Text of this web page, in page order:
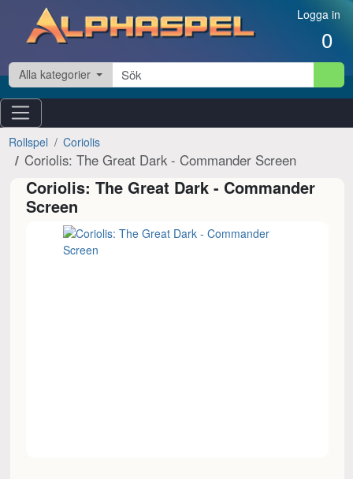
Hoppa till innehåll Logga in
0
Alla kategorier
Rollspel Coriolis
Coriolis: The Great Dark - Commander Screen
Coriolis: The Great Dark - Commander
Screen